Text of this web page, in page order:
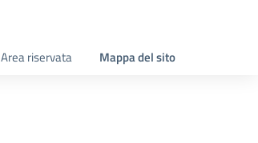
Area riservata Mappa del sito